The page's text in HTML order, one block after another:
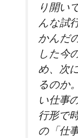
り開い
んな試
かんだ
した今
め、次
るのか
い仕事
行形で
の「仕